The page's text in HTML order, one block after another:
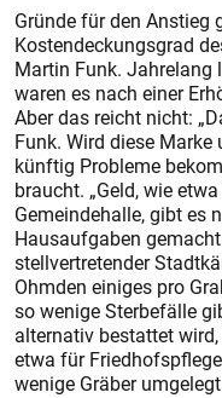
Gründe für den Anstieg
Kostendeckungsgrad
Martin Funk. Jahrelang
waren es nach einer
Aber das reicht nicht:
Funk. Wird diese
künftig Probleme
braucht. „Geld, wie
Gemeindehalle, gibt es
Hausaufgaben
stellvertretender
Ohmden einiges pro
so wenige Sterbefälle
alternativ bestattet
etwa für
wenige Gräber